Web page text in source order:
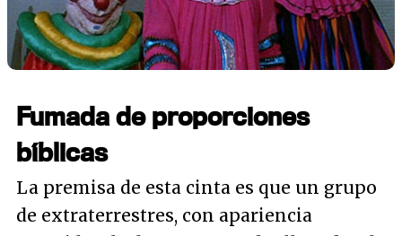
Fumada de proporciones
bíblicas
La premisa de esta cinta es que un grupo
de extraterrestres, con apariencia